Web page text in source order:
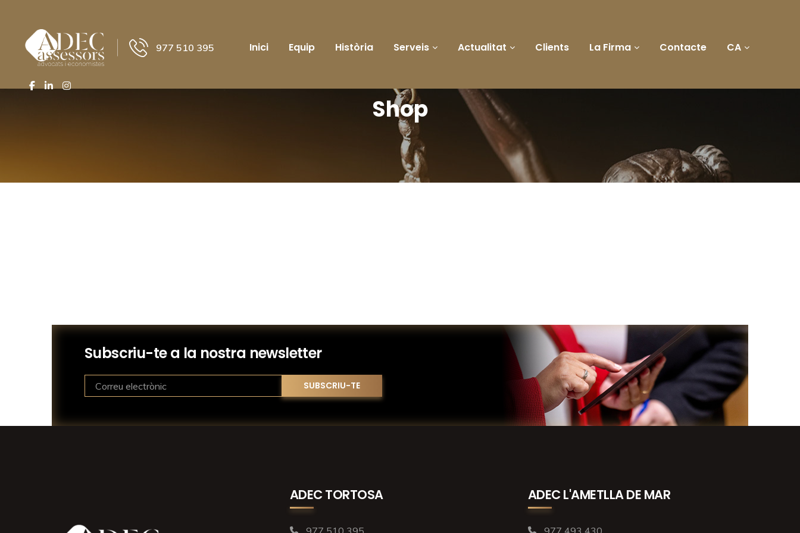
977 510 395 Inici Equip Història Serveis Actualitat Clients La Firma Contacte CA
Shop
Subscriu-te a la nostra newsletter
ADEC TORTOSA
977 510 395
ADEC L'AMETLLA DE MAR
977 493 430